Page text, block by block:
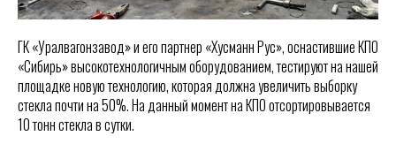
ГК «Уралвагонзавод» и его партнер «Хусманн Рус», оснастившие КПО
«Сибирь» высокотехнологичным оборудованием, тестируют на нашей
площадке новую технологию, которая должна увеличить выборку
стекла почти на 50%. На данный момент на КПО отсортировывается
10 тонн стекла в сутки.